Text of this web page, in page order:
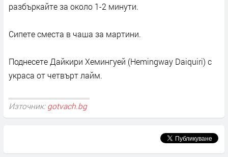
разбъркайте за около 1-2 минути.
Сипете сместа в чаша за мартини.
Поднесете Дайкири Хемингуей (Hemingway Daiquiri) с
украса от четвърт лайм.
Източник: gotvach.bg